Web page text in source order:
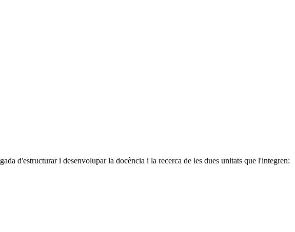
d'estructurar i desenvolupar la docència i la recerca de les dues unitats que l'integren: